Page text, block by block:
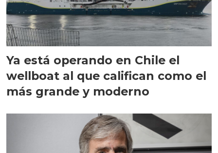
Ya está operando en Chile el
wellboat al que califican como el
más grande y moderno